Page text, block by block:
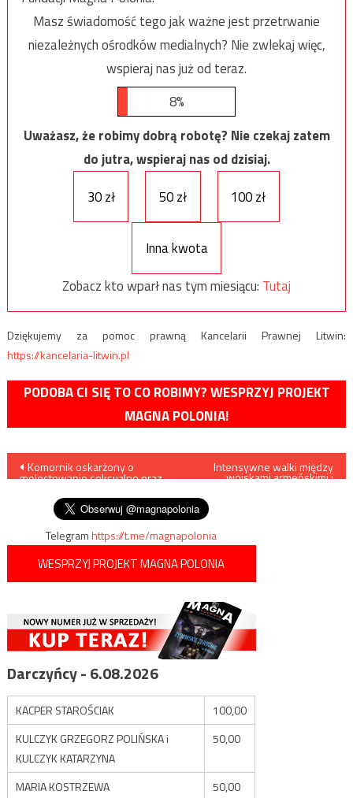
Masz świadomość tego jak ważne jest przetrwanie
niezależnych ośrodków medialnych? Nie zwlekaj więc,
wspieraj nas już od teraz.
8%
Uważasz, że robimy dobrą robotę? Nie czekaj zatem
do jutra, wspieraj nas od dzisiaj.
30 zł
50 zł 100 zł
Inna kwota
Zobacz kto wparł nas tym miesiącu: Tutaj
Dziękujemy za pomoc prawną Kancelarii Prawnej Litwin:
https://kancelaria-litwin.pl
PODOBA CI SIĘ TO CO ROBIMY? WESPRZYJ PROJEKT
MAGNA POLONIA!
Nawigacja
wpisu
Komornik oskarżony o
molestowanie seksualne oraz
Intensywne walki między
wojskami armeńskimi i
Telegramhttps://t.me/magnapolonia
WESPRZYJ PROJEKT MAGNA POLONIA
Darczyńcy - 6.08.2026
KACPER STAROŚCIAK
100,00
KULCZYK GRZEGORZ POLIŃSKA i
KULCZYK KATARZYNA
50,00
MARIA KOSTRZEWA 50,00